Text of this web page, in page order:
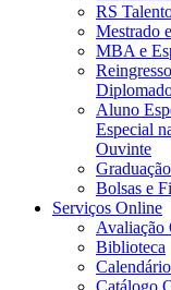
RS
Mestrado
MBA e
Aluno
Especial
Ouvinte
Bolsas e
Serviços Online
Avaliação
Biblioteca
Catálogo